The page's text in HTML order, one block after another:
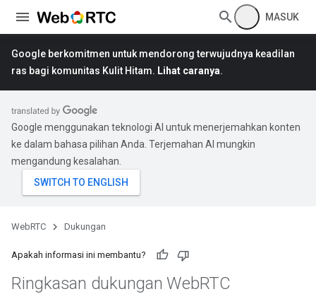
MASUK
Google berkomitmen untuk mendorong terwujudnya keadilan
ras bagi komunitas Kulit Hitam. Lihat caranya.
Google menggunakan teknologi AI untuk menerjemahkan konten
ke dalam bahasa pilihan Anda. Terjemahan AI mungkin
mengandung kesalahan.
WebRTC Dukungan
Apakah informasi ini membantu?
Ringkasan dukungan WebRTC